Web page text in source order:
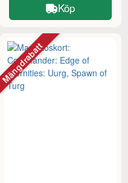
Köp
Mängdrabatt